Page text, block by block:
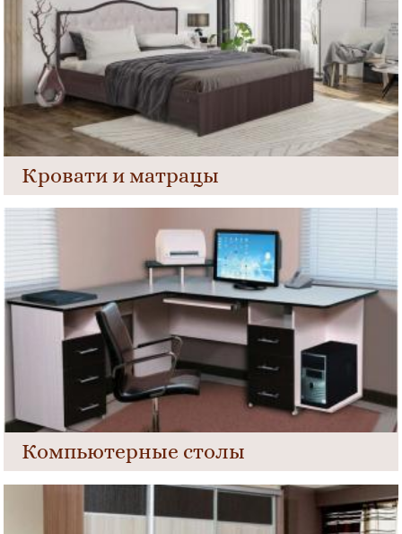
Кровати и матрацы
Компьютерные столы